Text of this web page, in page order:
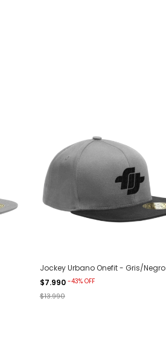
Jockey Urbano Onefit - Gris/Negro
$7.990 -43% OFF
$13.990